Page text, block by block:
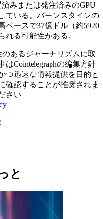
みまたは発注済みのGPU
ている。バーンスタインの
ベースで37億ドル（約5920
れる可能性がある。
のあるジャーナリズムに取
はCointelegraphの編集方針
つ迅速な情報提供を目的と
確認することが推奨されま
さい
と